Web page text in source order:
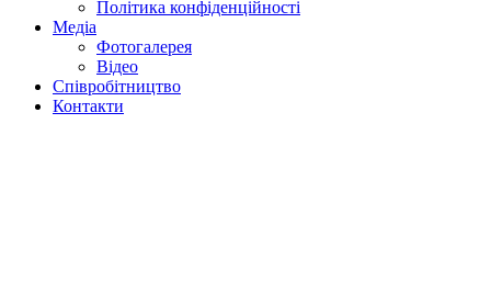
Політика конфіденційності
Медіа
Фотогалерея
Відео
Співробітництво
Контакти